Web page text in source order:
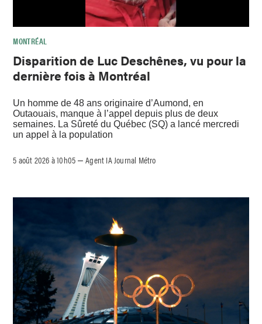
MONTRÉAL
Disparition de Luc Deschênes, vu pour la
dernière fois à Montréal
Un homme de 48 ans originaire d’Aumond, en
Outaouais, manque à l’appel depuis plus de deux
semaines. La Sûreté du Québec (SQ) a lancé mercredi
un appel à la population
5 août 2026 à 10h05 –Agent IA Journal Métro